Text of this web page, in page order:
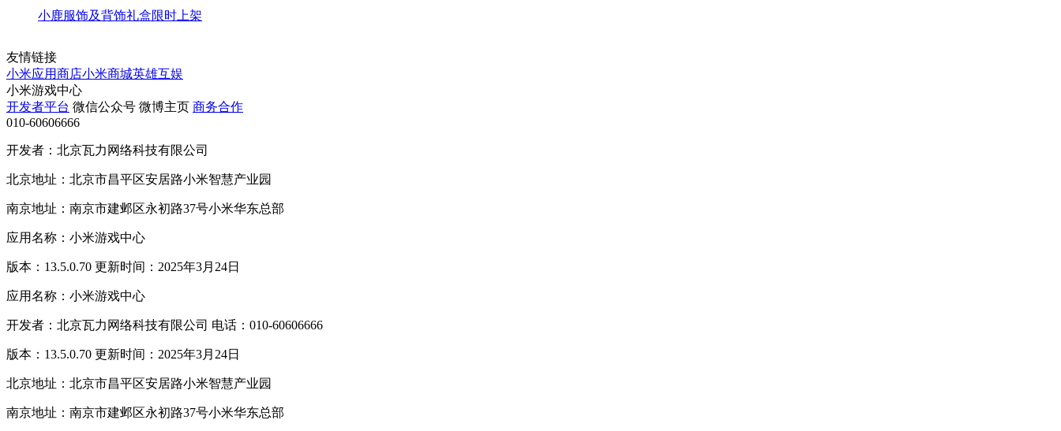
小鹿服饰及背饰礼盒限时上架
友情链接
小米应用商店小米商城英雄互娱
小米游戏中心
开发者平台 微信公众号 微博主页 商务合作
010-60606666
开发者：北京瓦力网络科技有限公司
北京地址：北京市昌平区安居路小米智慧产业园
南京地址：南京市建邺区永初路37号小米华东总部
应用名称：小米游戏中心
版本：13.5.0.70 更新时间：2025年3月24日
应用名称：小米游戏中心
开发者：北京瓦力网络科技有限公司 电话：010-60606666
版本：13.5.0.70 更新时间：2025年3月24日
北京地址：北京市昌平区安居路小米智慧产业园
南京地址：南京市建邺区永初路37号小米华东总部